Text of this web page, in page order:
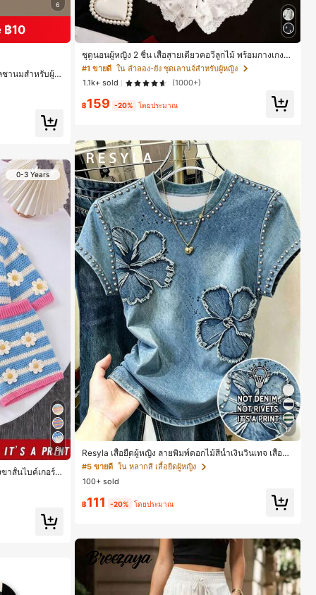
6
฿10
านมสำหรับผู้ห
0-3 Years
8
าสั้นไบค์เกอร์รั
ชุดนอนผู้หญิง 2 ชิ้น เสื้อสายเดี่ยวคอวีลูกไม้ พร้อมกางเกงข
าสั้นแต่งลูกไม้ แต่งโบว์ที่เอว ชุดลำลองผู้หญิงนุ่มสบายน่ารั
ก สไตล์เอสเธติก
#1 ขายดี ใน ลำลอง-ยัง ชุดเลานจ์สำหรับผู้หญิง
1.1k+ sold
(1000+)
฿159 -20% โดยประมาณ
17
Resyla เสื้อยืดผู้หญิง ลายพิมพ์ดอกไม้สีน้ำเงินวินเทจ เสื้อสำ
หรับออกไปเที่ยวฤดูร้อน ดีไซน์กราฟิก สบายๆ อเนกประสงค์
สวมใส่ประจำวัน กลางแจ้ง ช้อปปิ้ง ท่องเที่ยวกลางแจ้ง
#5 ขายดี ใน หลากสี เสื้อยืดผู้หญิง
100+ sold
฿111 -20% โดยประมาณ